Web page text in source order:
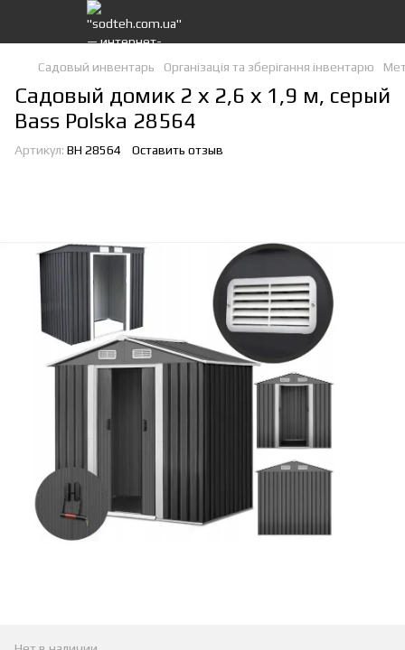
Садовый инвентарь Організація та зберігання інвентарю
Садовый домик 2 х 2,6 х 1,9 м, серый
Bass Polska 28564
Артикул: BH 28564 Оставить отзыв